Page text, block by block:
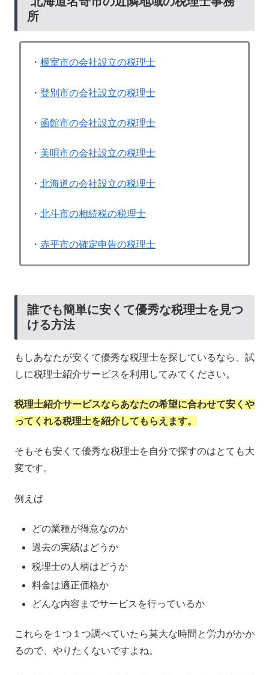
所
・ 根室市の会社設立の税理士
・ 登別市の会社設立の税理士
・ 函館市の会社設立の税理士
・ 美唄市の会社設立の税理士
・ 北海道の会社設立の税理士
・ 北斗市の相続税の税理士
・ 赤平市の確定申告の税理士
誰でも簡単に安くて優秀な税理士を見つ
ける方法
もしあなたが安くて優秀な税理士を探しているなら、試
しに税理士紹介サービスを利用してみてください。
税理士紹介サービスならあなたの希望に合わせて安くや
ってくれる税理士を紹介してもらえます。
そもそも安くて優秀な税理士を自分で探すのはとても大
変です。
例えば
どの業種が得意なのか
過去の実績はどうか
税理士の人柄はどうか
料金は適正価格か
どんな内容までサービスを行っているか
これらを１つ１つ調べていたら莫大な時間と労力がかか
るので、やりたくないですよね。